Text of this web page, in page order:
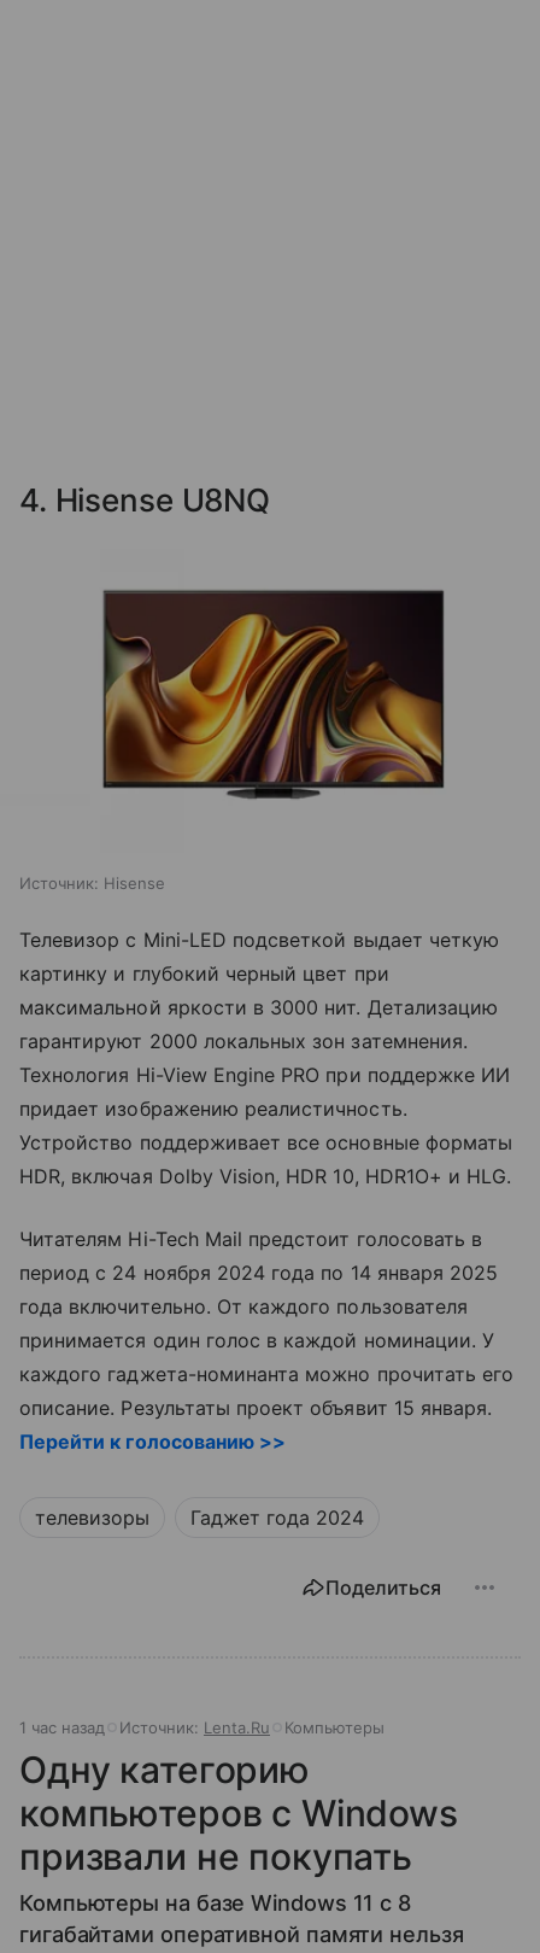
4. Hisense U8NQ
Источник: Hisense
Телевизор с Mini-LED подсветкой выдает четкую
картинку и глубокий черный цвет при
максимальной яркости в 3000 нит. Детализацию
гарантируют 2000 локальных зон затемнения.
Технология Hi-View Engine PRO при поддержке ИИ
придает изображению реалистичность.
Устройство поддерживает все основные форматы
HDR, включая Dolby Vision, HDR 10, HDR1O+ и HLG.
Читателям Hi-Tech Mail предстоит голосовать в
период с 24 ноября 2024 года по 14 января 2025
года включительно. От каждого пользователя
принимается один голос в каждой номинации. У
каждого гаджета-номинанта можно прочитать его
описание. Результаты проект объявит 15 января.
Перейти к голосованию >>
телевизоры Гаджет года 2024
Поделиться
1 час назад Источник: Lenta.Ru Компьютеры
Одну категорию
компьютеров с Windows
призвали не покупать
Компьютеры на базе Windows 11 c 8
гигабайтами оперативной памяти нельзя